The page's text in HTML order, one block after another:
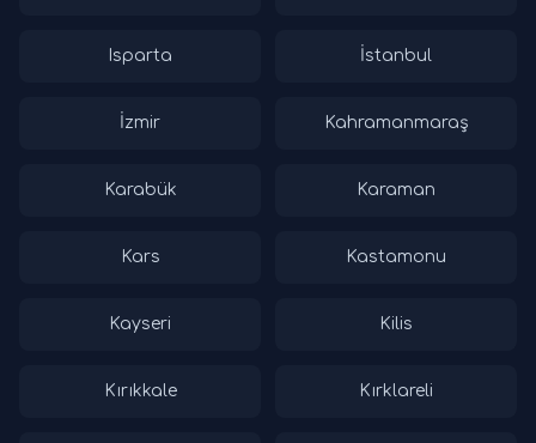
Isparta İstanbul
İzmir Kahramanmaraş
Karabük Karaman
Kars Kastamonu
Kayseri Kilis
Kırıkkale Kırklareli